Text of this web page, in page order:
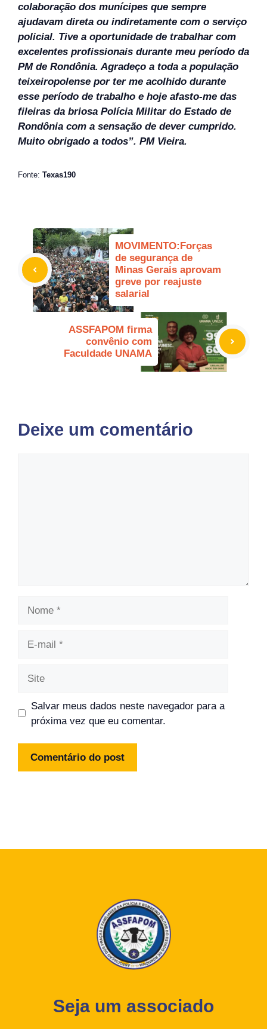
colaboração dos munícipes que sempre
ajudavam direta ou indiretamente com o serviço
policial. Tive a oportunidade de trabalhar com
excelentes profissionais durante meu período da
PM de Rondônia. Agradeço a toda a população
teixeiropolense por ter me acolhido durante
esse período de trabalho e hoje afasto-me das
fileiras da briosa Polícia Militar do Estado de
Rondônia com a sensação de dever cumprido.
Muito obrigado a todos”. PM Vieira.
Fonte: Texas190
MOVIMENTO:Forças
de segurança de
Minas Gerais aprovam
greve por reajuste
salarial
ASSFAPOM firma
convênio com
Faculdade UNAMA
Deixe um comentário
Salvar meus dados neste navegador para a
próxima vez que eu comentar.
Seja um associado